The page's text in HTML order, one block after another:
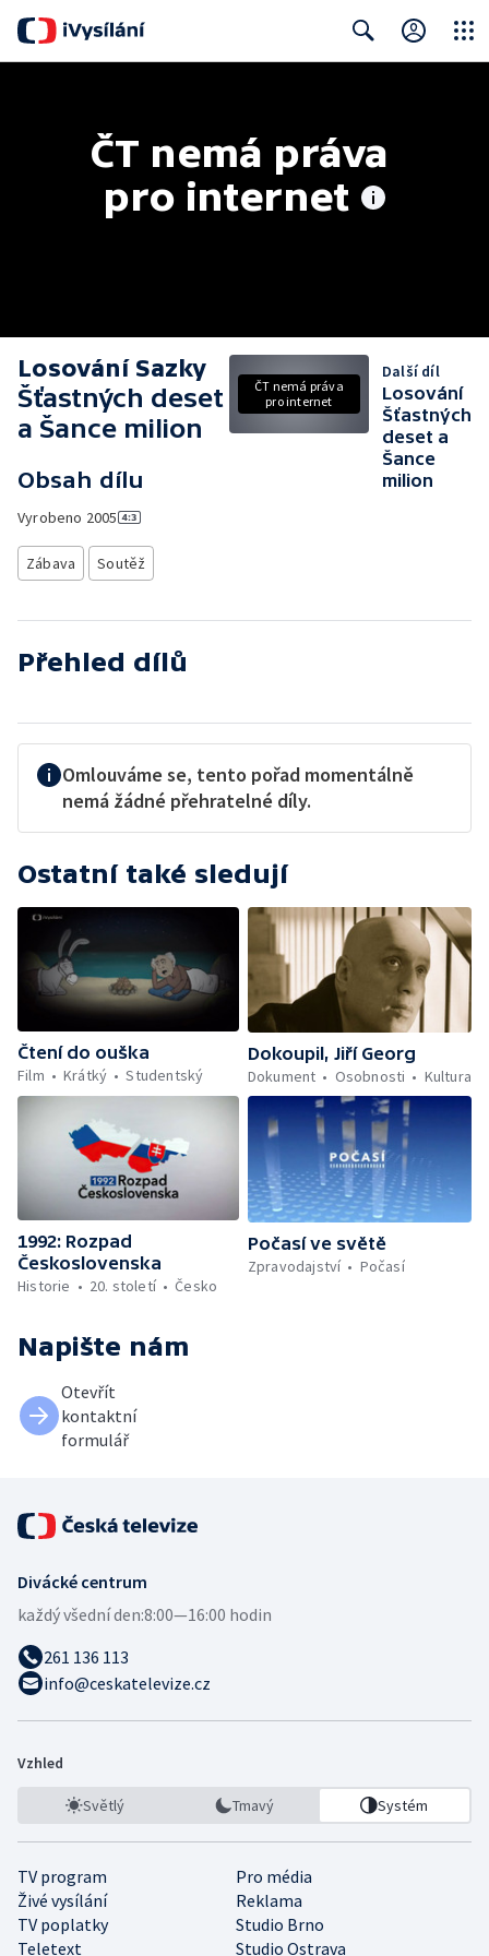
ČT nemá práva
pro internet
Losování Sazky
Šťastných deset
a Šance milion
Obsah dílu
Vyrobeno 2005
Zábava Soutěž
ČT nemá práva
pro internet
Další díl
Losování
Šťastných
deset a
Šance
milion
Přehled dílů
Omlouváme se, tento pořad momentálně
nemá žádné přehratelné díly.
Ostatní také sledují
Čtení do ouška
Film
Krátký Studentský
Dokoupil, Jiří Georg
Dokument
Osobnosti Kultura
1992: Rozpad
Československa
Historie
20. století Česko
Počasí ve světě
Zpravodajství
Počasí
Napište nám
Otevřít
kontaktní
formulář
Divácké centrum
každý všední den:8:00—16:00 hodin
261 136 113
info@ceskatelevize.cz
Vzhled
Světlý Tmavý Systém
TV program
Pro média
Živé vysílání
Reklama
TV poplatky
Studio Brno
Teletext
Studio Ostrava